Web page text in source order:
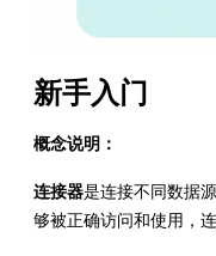
新手入门
概念说明：
连接器是连接不同数据
够被正确访问和使用，